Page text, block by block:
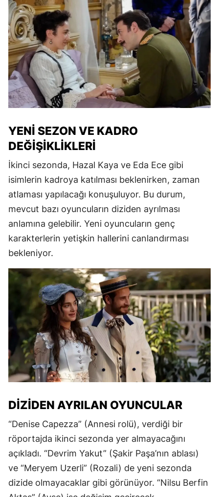
YENI SEZON VE KADRO
DEĞIŞIKLIKLERI
İkinci sezonda, Hazal Kaya ve Eda Ece gibi
isimlerin kadroya katılması beklenirken, zaman
atlaması yapılacağı konuşuluyor. Bu durum,
mevcut bazı oyuncuların diziden ayrılması
anlamına gelebilir. Yeni oyuncuların genç
karakterlerin yetişkin hallerini canlandırması
bekleniyor.
DIZIDEN AYRILAN OYUNCULAR
“Denise Capezza” (Annesi rolü), verdiği bir
röportajda ikinci sezonda yer almayacağını
açıkladı. “Devrim Yakut” (Şakir Paşa’nın ablası)
ve “Meryem Uzerli” (Rozali) de yeni sezonda
dizide olmayacaklar gibi görünüyor. “Nilsu Berfin